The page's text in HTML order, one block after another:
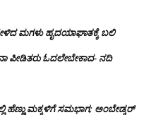
ಮಗಳು ಹೃದಯಾಘಾತಕ್ಕೆ ಬಲಿ
ಪೀಡಿತರು ಓದಲೇಬೇಕಾದ- ನದಿ
ಹೆಣ್ಣು ಮಕ್ಕಳಿಗೆ ಸಮಭಾಗ; ಅಂಬೇಡ್ಕರ್